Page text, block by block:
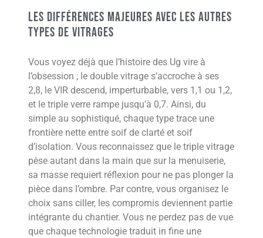
Les différences majeures avec les autres
types de vitrages
Vous voyez déjà que l’histoire des Ug vire à
l’obsession ; le double vitrage s’accroche à ses
2,8, le VIR descend, imperturbable, vers 1,1 ou 1,2,
et le triple verre rampe jusqu’à 0,7. Ainsi, du
simple au sophistiqué, chaque type trace une
frontière nette entre soif de clarté et soif
d’isolation. Vous reconnaissez que le triple vitrage
pèse autant dans la main que sur la menuiserie,
sa masse requiert réflexion pour ne pas plonger la
pièce dans l’ombre. Par contre, vous organisez le
choix sans ciller, les compromis deviennent partie
intégrante du chantier. Vous ne perdez pas de vue
que chaque technologie traduit in fine une